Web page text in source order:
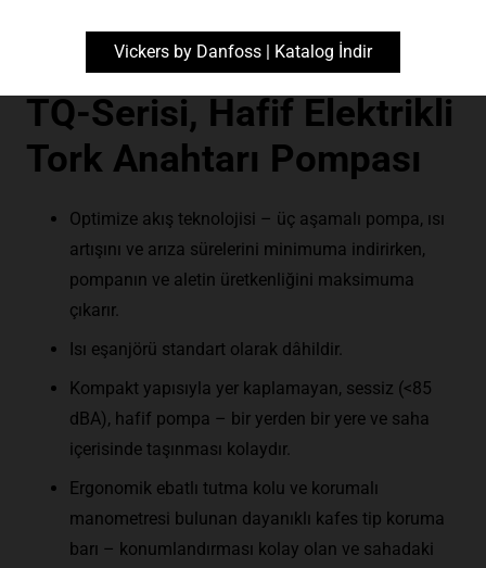
Güç Üniteleri
TQ-Serisi, Hafif Elektrikli
Tork Anahtarı Pompası
Optimize akış teknolojisi – üç aşamalı pompa, ısı
artışını ve arıza sürelerini minimuma indirirken,
pompanın ve aletin üretkenliğini maksimuma
çıkarır.
Isı eşanjörü standart olarak dâhildir.
Kompakt yapısıyla yer kaplamayan, sessiz (<85
dBA), hafif pompa – bir yerden bir yere ve saha
içerisinde taşınması kolaydır.
Ergonomik ebatlı tutma kolu ve korumalı
manometresi bulunan dayanıklı kafes tip koruma
barı – konumlandırması kolay olan ve sahadaki
Vickers by Danfoss | Katalog İndir